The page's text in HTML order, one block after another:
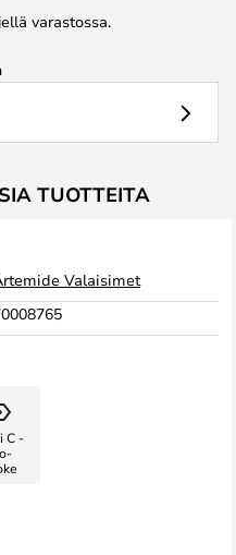
varastossa.
TUOTTEITA
Valaisimet
C -